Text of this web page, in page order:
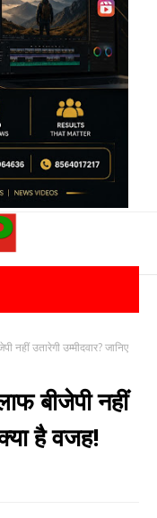
नहीं उतारेगी उम्मीदवार? जानिए
बीजेपी नहीं
है वजह!